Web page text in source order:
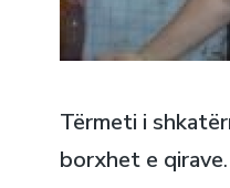
Tërmeti i
borxhet e qirave